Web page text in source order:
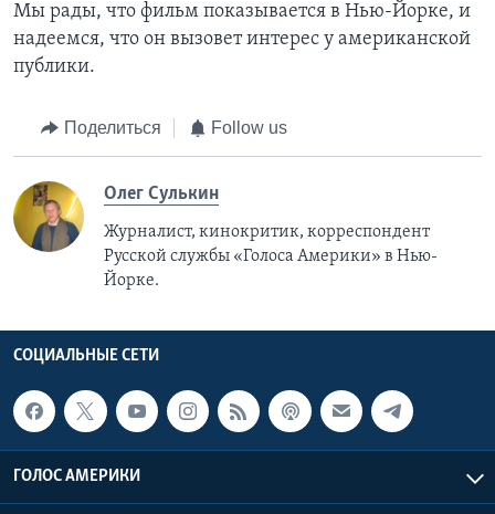
Мы рады, что фильм показывается в Нью-Йорке, и
надеемся, что он вызовет интерес у американской
публики.
Поделиться Follow us
Олег Сулькин
Журналист, кинокритик, корреспондент
Русской службы «Голоса Америки» в Нью-
Йорке.
СОЦИАЛЬНЫЕ СЕТИ
ГОЛОС АМЕРИКИ